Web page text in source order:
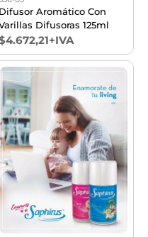
Difusor Aromático Con
Difusoras 125ml